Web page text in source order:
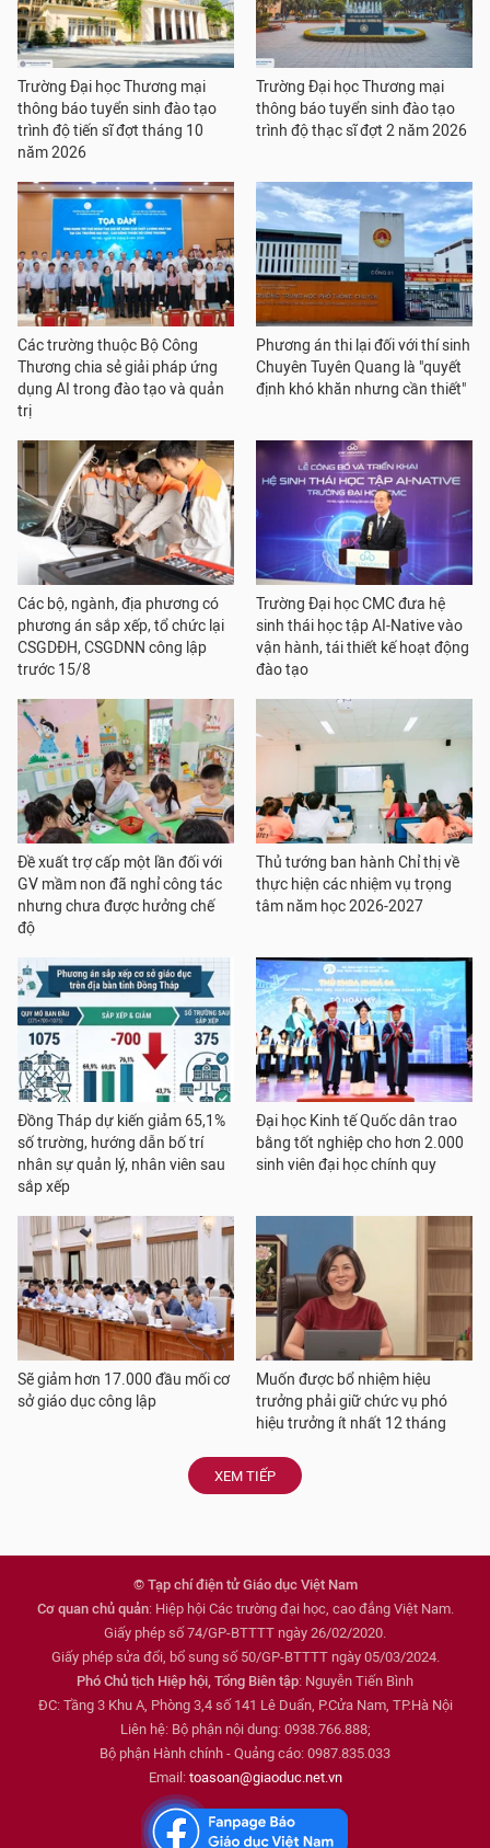
Trường Đại học Thương mại
thông báo tuyển sinh đào tạo
trình độ tiến sĩ đợt tháng 10
năm 2026
Trường Đại học Thương mại
thông báo tuyển sinh đào tạo
trình độ thạc sĩ đợt 2 năm 2026
Các trường thuộc Bộ Công
Thương chia sẻ giải pháp ứng
dụng AI trong đào tạo và quản
trị
Phương án thi lại đối với thí sinh
Chuyên Tuyên Quang là "quyết
định khó khăn nhưng cần thiết"
Các bộ, ngành, địa phương có
phương án sắp xếp, tổ chức lại
CSGDĐH, CSGDNN công lập
trước 15/8
Trường Đại học CMC đưa hệ
sinh thái học tập AI-Native vào
vận hành, tái thiết kế hoạt động
đào tạo
Đề xuất trợ cấp một lần đối với
GV mầm non đã nghỉ công tác
nhưng chưa được hưởng chế
độ
Thủ tướng ban hành Chỉ thị về
thực hiện các nhiệm vụ trọng
tâm năm học 2026-2027
Đồng Tháp dự kiến giảm 65,1%
số trường, hướng dẫn bố trí
nhân sự quản lý, nhân viên sau
sắp xếp
Đại học Kinh tế Quốc dân trao
bằng tốt nghiệp cho hơn 2.000
sinh viên đại học chính quy
Sẽ giảm hơn 17.000 đầu mối cơ
sở giáo dục công lập
Muốn được bổ nhiệm hiệu
trưởng phải giữ chức vụ phó
hiệu trưởng ít nhất 12 tháng
XEM TIẾP
© Tạp chí điện tử Giáo dục Việt Nam
Cơ quan chủ quản: Hiệp hội Các trường đại học, cao đẳng Việt Nam.
Giấy phép số 74/GP-BTTTT ngày 26/02/2020.
Giấy phép sửa đổi, bổ sung số 50/GP-BTTTT ngày 05/03/2024.
Phó Chủ tịch Hiệp hội, Tổng Biên tập: Nguyễn Tiến Bình
ĐC: Tầng 3 Khu A, Phòng 3,4 số 141 Lê Duẩn, P.Cửa Nam, TP.Hà Nội
Liên hệ: Bộ phận nội dung: 0938.766.888;
Bộ phận Hành chính - Quảng cáo: 0987.835.033
Email: toasoan@giaoduc.net.vn